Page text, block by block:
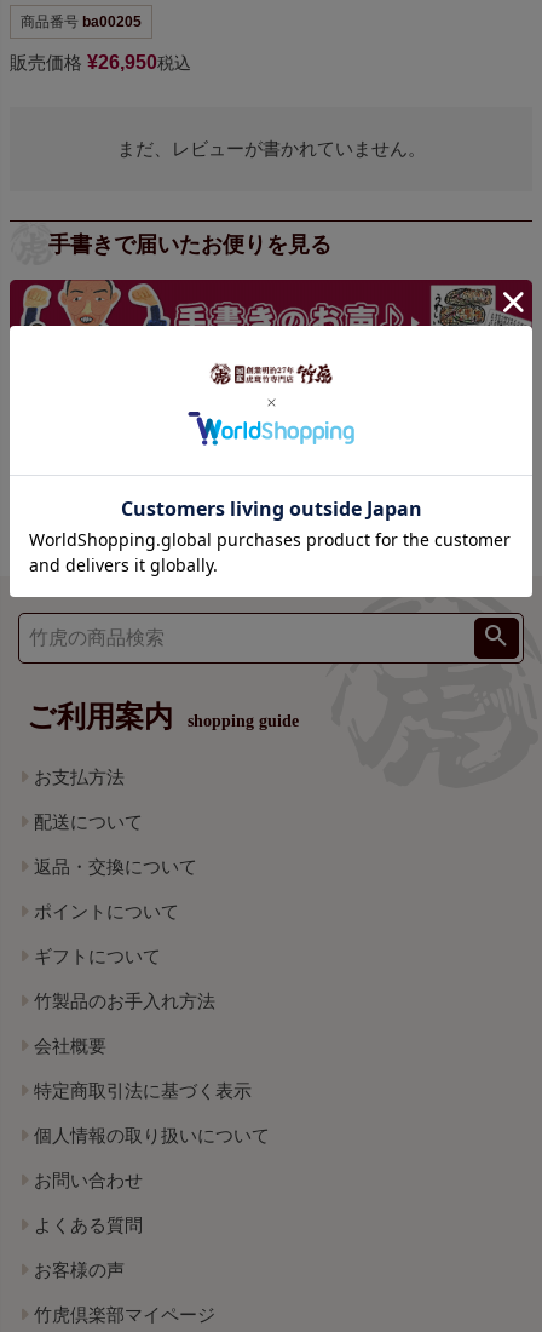
商品番号 ba00205
販売価格 ¥26,950税込
まだ、レビューが書かれていません。
手書きで届いたお便りを見る
手書きの声をもっと見る >>>
ご利用案内 shopping guide
お支払方法
配送について
返品・交換について
ポイントについて
ギフトについて
竹製品のお手入れ方法
会社概要
特定商取引法に基づく表示
個人情報の取り扱いについて
お問い合わせ
よくある質問
お客様の声
竹虎倶楽部マイページ